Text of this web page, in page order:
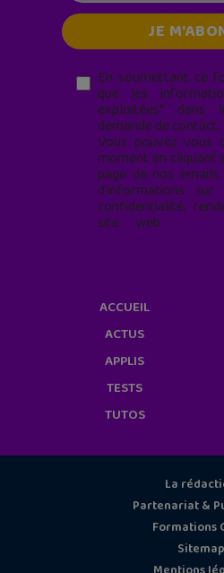
En soumettant ce
que les
exploitées*
demande de contact.
Vous pouvez vous
moment en cliquant
page de nos
d'informations
confidentialité,
site web
ACCUEIL
ACTUS
APPLIS
TESTS
TUTOS
La
Partenariat &
Formations
Sitemap